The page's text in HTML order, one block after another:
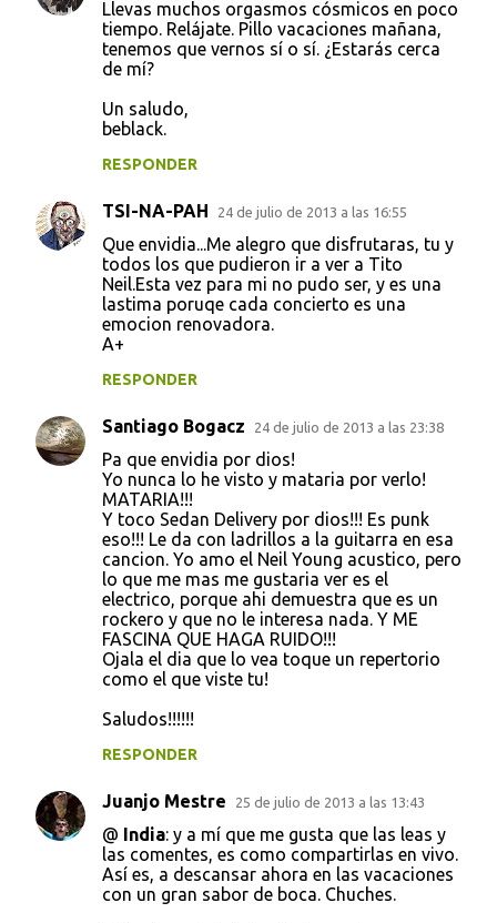
Llevas muchos orgasmos cósmicos en poco
tiempo. Relájate. Pillo vacaciones mañana,
tenemos que vernos sí o sí. ¿Estarás cerca
de mí?
Un saludo,
beblack.
RESPONDER
TSI-NA-PAH 24 de julio de 2013 a las 16:55
Que envidia...Me alegro que disfrutaras, tu y
todos los que pudieron ir a ver a Tito
Neil.Esta vez para mi no pudo ser, y es una
lastima poruqe cada concierto es una
emocion renovadora.
A+
RESPONDER
Santiago Bogacz 24 de julio de 2013 a las 23:38
Pa que envidia por dios!
Yo nunca lo he visto y mataria por verlo!
MATARIA!!!
Y toco Sedan Delivery por dios!!! Es punk
eso!!! Le da con ladrillos a la guitarra en esa
cancion. Yo amo el Neil Young acustico, pero
lo que me mas me gustaria ver es el
electrico, porque ahi demuestra que es un
rockero y que no le interesa nada. Y ME
FASCINA QUE HAGA RUIDO!!!
Ojala el dia que lo vea toque un repertorio
como el que viste tu!
Saludos!!!!!!
RESPONDER
Juanjo Mestre 25 de julio de 2013 a las 13:43
@ India: y a mí que me gusta que las leas y
las comentes, es como compartirlas en vivo.
Así es, a descansar ahora en las vacaciones
con un gran sabor de boca. Chuches.